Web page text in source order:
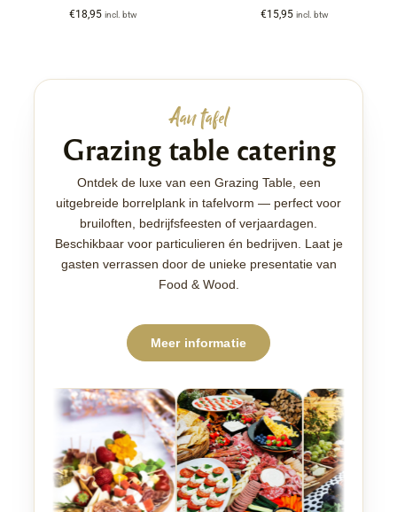
€18,95 incl. btw €15,95 incl. btw
Aan tafel
Grazing table catering
Ontdek de luxe van een Grazing Table, een
uitgebreide borrelplank in tafelvorm — perfect voor
bruiloften, bedrijfsfeesten of verjaardagen.
Beschikbaar voor particulieren én bedrijven. Laat je
gasten verrassen door de unieke presentatie van
Food & Wood.
Meer informatie